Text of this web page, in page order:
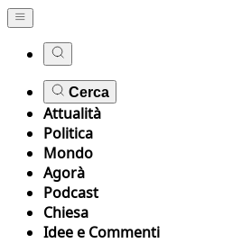
Cerca
Attualità
Politica
Mondo
Agorà
Podcast
Chiesa
Idee e Commenti